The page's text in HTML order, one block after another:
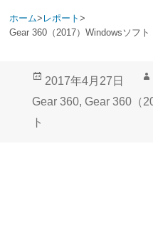
ホーム> レポート>
Gear 360（2017）Windowsソフ
投
稿
2017年4月27日
Gear 360, Gear 360（
ト